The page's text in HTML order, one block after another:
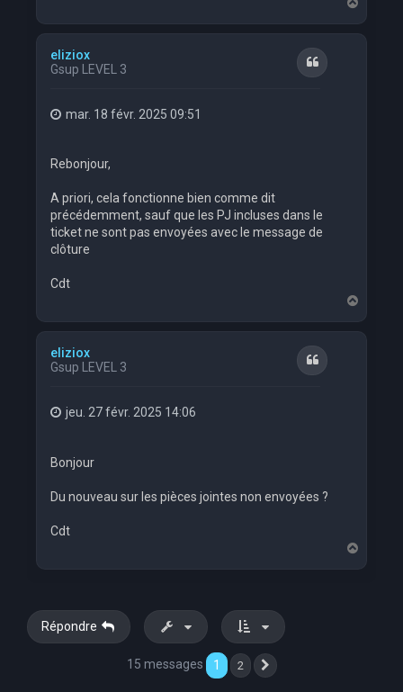
a
eliziox
Gsup LEVEL 3
Citation
mar. 18 févr. 2025 09:51
Rebonjour,
A priori, cela fonctionne bien comme dit
précédemment, sauf que les PJ incluses dans le
ticket ne sont pas envoyées avec le message de
clôture
Cdt
a
u
eliziox
Gsup LEVEL 3
Citation
jeu. 27 févr. 2025 14:06
Bonjour
Du nouveau sur les pièces jointes non envoyées ?
Cdt
a
Répondre
15 messages 1 2